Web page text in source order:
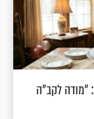
שורדת השואה שחוגגת 100: "מודה לקב"ה